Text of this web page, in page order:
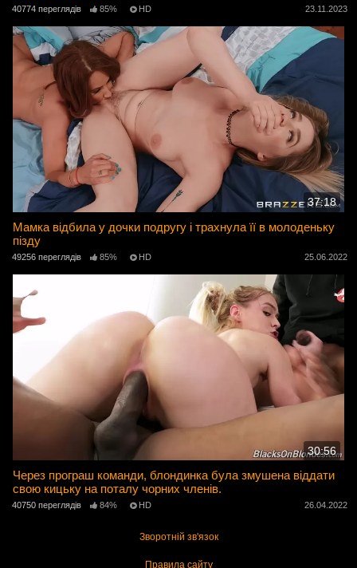
40774 переглядів 85% HD 23.11.2023
37:18
Мамка відбила у дочки подругу і трахнула її в молоденьку
пізду
49256 переглядів 85% HD 25.06.2022
30:56
Через програш команди, блондинка була змушена віддати
свою кицьку на поталу чорних членів.
40750 переглядів 84% HD 26.04.2022
Зворотній зв'язок
Правила сайту